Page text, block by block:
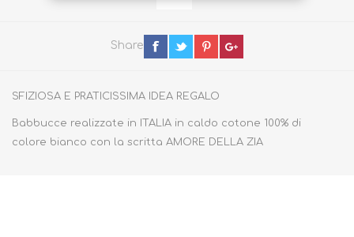
Share
SFIZIOSA E PRATICISSIMA IDEA REGALO
Babbucce realizzate in ITALIA in caldo cotone 100% di
colore bianco con la scritta AMORE DELLA ZIA